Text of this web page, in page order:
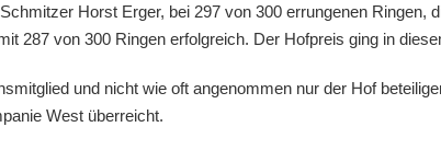
Horst Erger, bei 297 von 300 errungenen Ringen,
287 von 300 Ringen erfolgreich. Der Hofpreis ging in
und nicht wie oft angenommen nur der Hof
West überreicht.